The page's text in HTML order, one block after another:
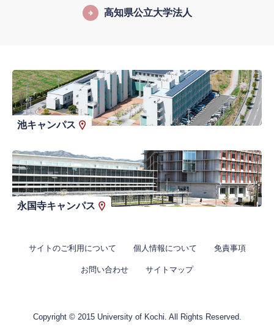
高知県公立大学法人
池キャンパス
永国寺キャンパス
サイトのご利用について 個人情報について 免責事項
お問い合わせ サイトマップ
Copyright © 2015 University of Kochi. All Rights Reserved.